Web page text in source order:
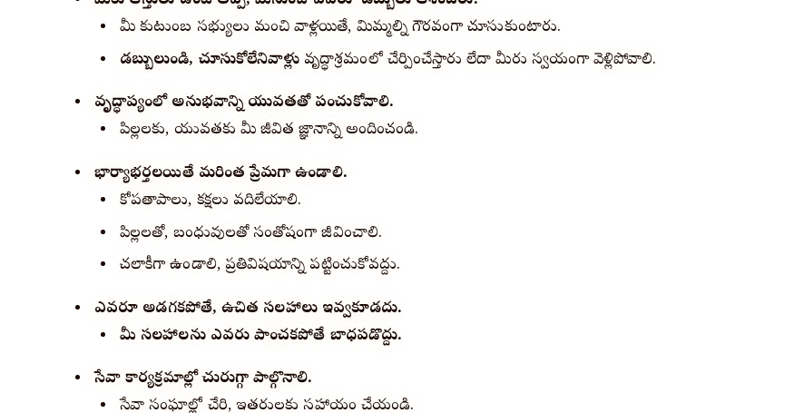
మీ కుటుంబ సభ్యులు మంచి వాళ్లయితే, మిమ్మల్ని గౌరవంగా చూసుకుంటారు.
డబ్బులుండి, చూసుకోలేనివాళ్లు వృద్ధాశ్రమంలో చేర్పించేస్తారు లేదా మీరు స్వయంగా వెళ్లిపోవాలి.
వృద్ధాప్యంలో అనుభవాన్ని యువతతో పంచుకోవాలి.
పిల్లలకు, యువతకు మీ జీవిత జ్ఞానాన్ని అందించండి.
భార్యాభర్తలయితే మరింత ప్రేమగా ఉండాలి.
కోపతాపాలు, కక్షలు వదిలేయాలి.
పిల్లలతో, బంధువులతో సంతోషంగా జీవించాలి.
చలాకీగా ఉండాలి, ప్రతివిషయాన్ని పట్టించుకోవద్దు.
ఎవరూ అడగకపోతే, ఉచిత సలహాలు ఇవ్వకూడదు.
మీ సలహాలను ఎవరు పాటించకపోతే బాధపడొద్దు.
సేవా కార్యక్రమాల్లో చురుగ్గా పాల్గొనాలి.
సేవా సంఘాల్లో చేరి, ఇతరులకు సహాయం చేయండి.